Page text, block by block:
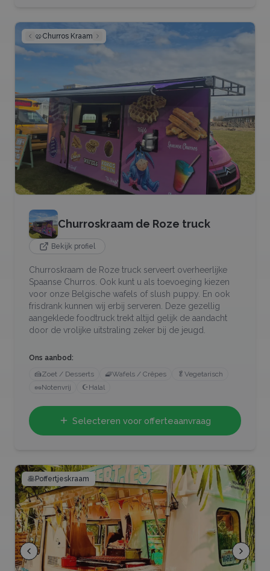
🥨Churros Kraam
Churroskraam de Roze truck
Bekijk profiel
Churroskraam de Roze truck serveert overheerlijke
Spaanse Churros. Ook kunt u als toevoeging kiezen
voor onze Belgische wafels of slush puppy. En ook
frisdrank kunnen wij erbij serveren. Deze gezellig
aangeklede foodtruck trekt altijd gelijk de aandacht
door de vrolijke uitstraling zeker bij de jeugd.
Ons aanbod:
🍰Zoet / Desserts 🧇Wafels / Crêpes 🥬 Vegetarisch
🥜Notenvrij ☪️ Halal
Selecteren voor offerteaanvraag
🥞Poffertjeskraam